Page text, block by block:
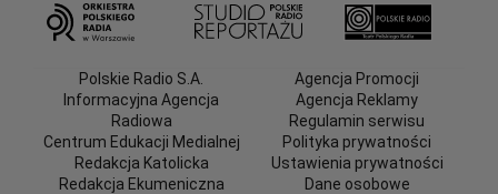
Polskie Radio S.A.
Informacyjna Agencja
Radiowa
Centrum Edukacji Medialnej
Redakcja Katolicka
Redakcja Ekumeniczna
Agencja Promocji
Agencja Reklamy
Regulamin serwisu
Polityka prywatności
Ustawienia prywatności
Dane osobowe